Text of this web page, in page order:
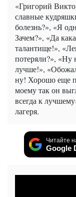
«Григорий
славные
болезнь?», «Я
Зачем?», «Да
талантище!»,
потеряли?», «Ну
лучше!»,
ну! Хорошо еще
моему так он
всегда к
лагеря.
Читайте
Google